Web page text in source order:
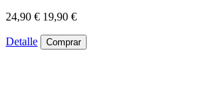
24,90 € 19,90 €
Detalle Comprar